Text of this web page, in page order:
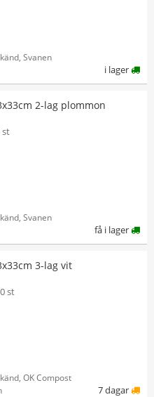
Svanen
i lager
2-lag plommon
st
Svanen
få i lager
3-lag vit
st
OK Compost
7 dagar